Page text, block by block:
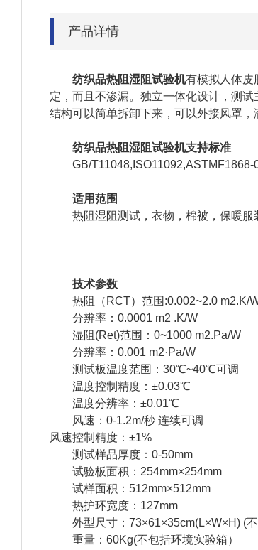
产品详情
纺织品热阻湿阻试验机有模拟人体皮
定，而且不渗漏。独立一体化设计，测
结构可以简单拆卸下来，可以外接风罩，
纺织品热阻湿阻试验机支持标准
GB/
适用范围
热阻湿阻测试，衣物，棉被，保暖服
技术参数
热阻（RCT）范围:0.002~2.0 m2.K/
分辨率：0.0001 m2 .K/W
湿阻(Ret)范围：0~1000 m2.Pa/W
分辨率：0.001 m2·Pa/W
测试板温度范围：30℃~40℃可调
温度控制精度：±0.03℃
温度分辨率：±0.01℃
风速：0-1.2m/秒 连续可调
风速控制精度：±1%
测试样品厚度：0-50mm
试验板面积：254mm×254mm
试样面积：512mm×512mm
热护环宽度：127mm
外型尺寸：73×61×35cm(L×W×H) (不
重量：60Kg(不包括环境实验箱）